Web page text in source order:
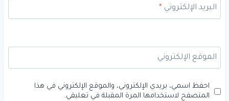
البريد الإلكتروني*
الموقع الإلكتروني
احفظ اسمي، بريدي الإلكتروني، والموقع الإلكتروني في هذا
المتصفح لاستخدامها المرة المقبلة في تعليقي.